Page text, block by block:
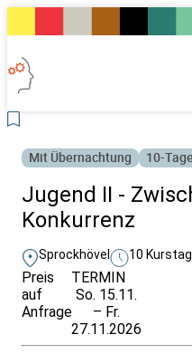
Mit Übernachtung 10-
Jugend II -
Konkurrenz
Sprockhövel 10
Preis
auf
Anfrage
TERMIN
So. 15.11.
– Fr.
27.11.2026